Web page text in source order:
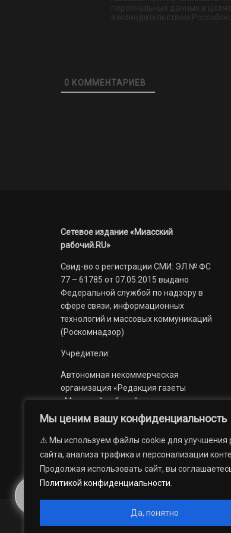
Мы ценим вашу конфиденциальность
⚠️ Мы используем файлы cookie для улучшения
сайта, анализа трафика и персонализации
Продолжая использовать сайт, вы
Политикой конфиденциальности
Да, понятно
персональных данных в
законодательством
0 КОММЕНТАРИЕВ
Сетевое издание «Миасский
рабочий.RU»
Свид-во о регистрации СМИ: ЭЛ № ФС
77 – 61785 от 07.05.2015 выдано
Федеральной службой по надзору в
сфере связи, информационных
технологий и массовых коммуникаций
(Роскомнадзор)
Учредители:
Автономная некоммерческая
организация «Редакция газеты
«Миасский рабочий»;
Областное государственное
учреждение «Издательский дом
«Губерния».
© 2012 — 2026. Автономная некоммерческая
государственное учреждение «Издательский